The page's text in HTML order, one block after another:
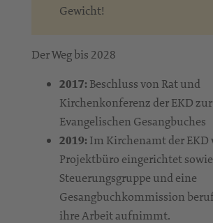
Gewicht!
Der Weg bis 2028
2017: Beschluss von Rat und
Kirchenkonferenz der EKD
Evangelischen Gesangbuches
2019: Im Kirchenamt der EKD
Projektbüro eingerichtet
Steuerungsgruppe und eine
Gesangbuchkommission
ihre Arbeit aufnimmt.